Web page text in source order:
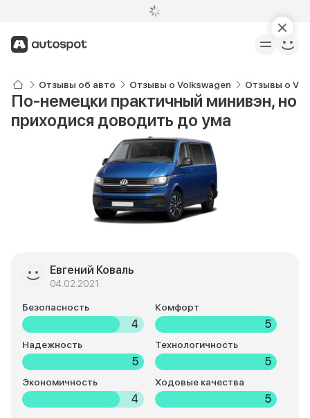
Отзывы об авто Отзывы о Volkswagen Отзывы о
По-немецки практичный минивэн, но
приходися доводить до ума
Евгений Коваль
04.02.2021
Безопасность
4
Комфорт
5
Надежность
5
Технологичность
5
Экономичность
4
Ходовые качества
5